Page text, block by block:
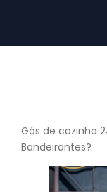
Gás de cozinha
Bandeirantes?